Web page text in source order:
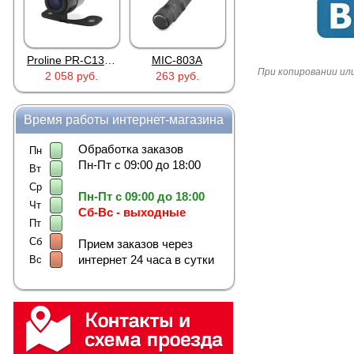
2 058 руб.
MIC-803A
263 руб.
386 руб.
Время работы интернет-магазина
Пн
Вт
Ср
Чт
Пт
Сб
Вс
Обработка заказов
Пн-Пт с 09:00 до 18:00
Пн-Пт с 09:00 до 18:00
Сб-Вс - выходные
Прием заказов через
интернет 24 часа в сутки
При копировании